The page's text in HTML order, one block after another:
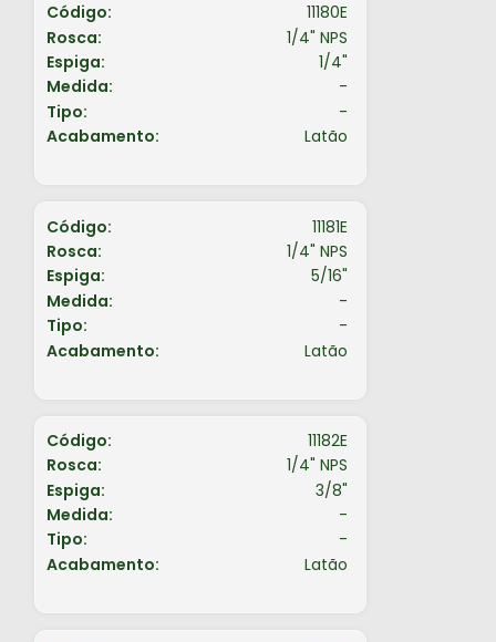
Código:
11180E
Rosca:
1/4" NPS
Espiga:
1/4"
Medida:
-
Tipo:
-
Acabamento:
Latão
Código:
11181E
Rosca:
1/4" NPS
Espiga:
5/16"
Medida:
-
Tipo:
-
Acabamento:
Latão
Código:
11182E
Rosca:
1/4" NPS
Espiga:
3/8"
Medida:
-
Tipo:
-
Acabamento:
Latão